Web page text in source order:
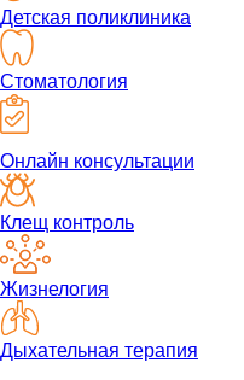
Детская поликлиника
Стоматология
Онлайн консультации
Клещ контроль
Жизнелогия
Дыхательная терапия